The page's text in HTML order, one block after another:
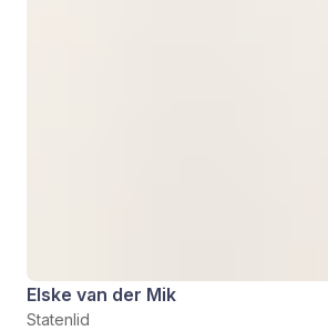
Elske van der Mik
Statenlid